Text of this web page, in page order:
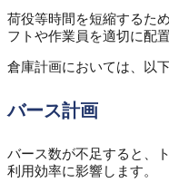
荷役等時間を短縮するた
フトや作業員を適切に配
倉庫計画においては、以
バース計画
バース数が不足すると、
利用効率に影響します。